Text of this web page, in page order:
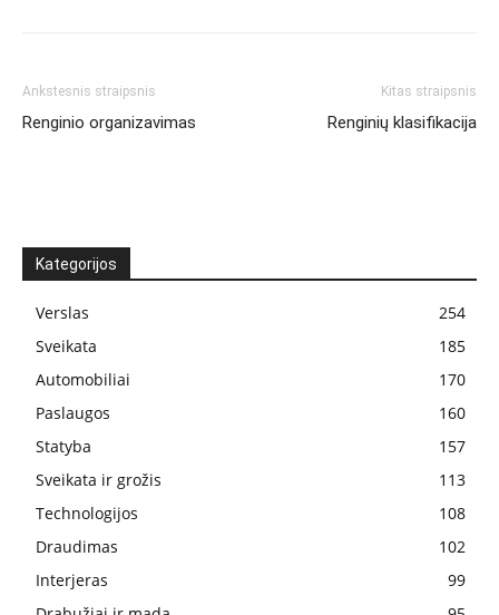
Ankstesnis straipsnis
Renginio organizavimas
Kitas straipsnis
Renginių klasifikacija
Kategorijos
Verslas
254
Sveikata
185
Automobiliai
170
Paslaugos
160
Statyba
157
Sveikata ir grožis
113
Technologijos
108
Draudimas
102
Interjeras
99